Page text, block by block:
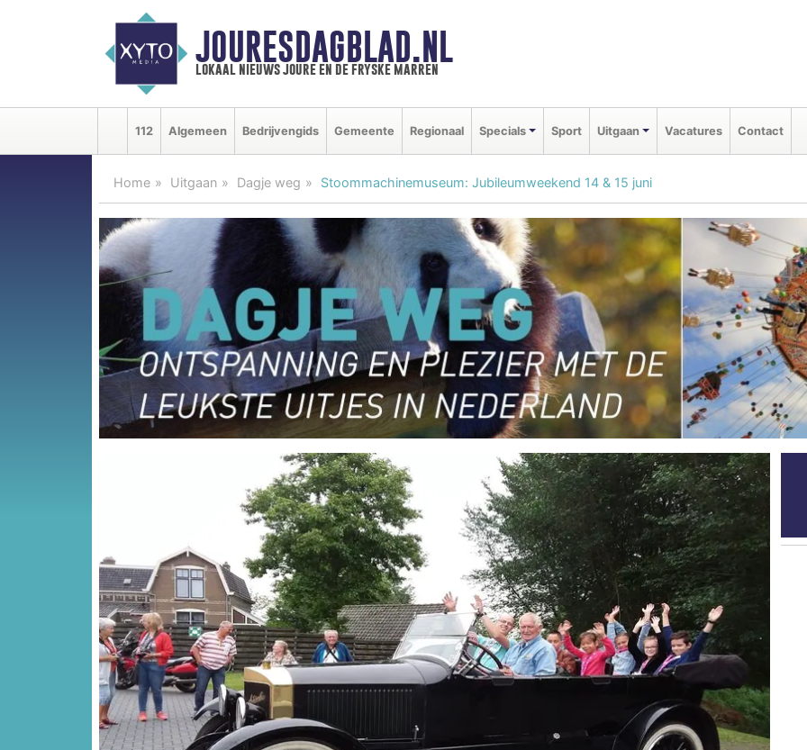
JOURESDAGBLAD.NL
lokaal nieuws joure en de fryske marren
112 Algemeen Bedrijvengids Gemeente Regionaal Specials Sport Uitgaan Vacatures Contact
Home Uitgaan Dagje weg Stoommachinemuseum: Jubileumweekend 14 & 15 juni